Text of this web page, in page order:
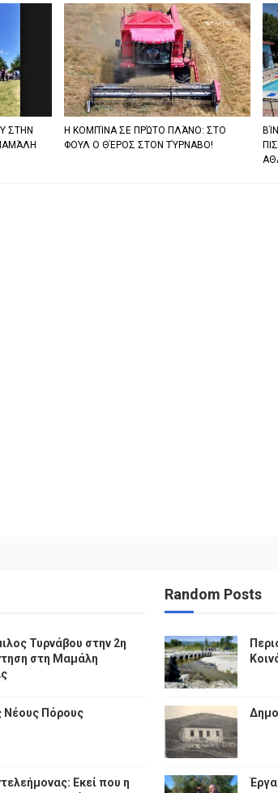
ΣΤΗΝ
Η ΚΟΜΠΊΝΑ ΣΕ ΠΡΏΤΟ ΠΛΆΝΟ: ΣΤΟ
ΦΟΥΛ Ο ΘΈΡΟΣ ΣΤΟΝ ΤΎΡΝΑΒΟ!
Τυρνάβου στην 2η
στη Μαμάλη
Νέους Πόρους
Εκεί που η
Random Posts
Έργα